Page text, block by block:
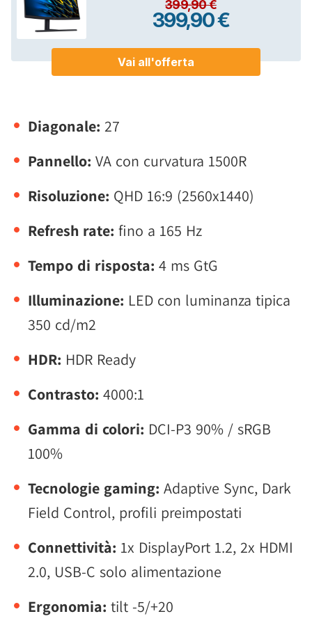
Diagonale: 27
Pannello: VA con curvatura 1500R
Risoluzione: QHD 16:9 (2560x1440)
Refresh rate: fino a 165 Hz
Tempo di risposta: 4 ms GtG
Illuminazione: LED con luminanza tipica
350 cd/m2
HDR: HDR Ready
Contrasto: 4000:1
Gamma di colori: DCI-P3 90% / sRGB
100%
Tecnologie gaming: Adaptive Sync, Dark
Field Control, profili preimpostati
Connettività: 1x DisplayPort 1.2, 2x HDMI
2.0, USB-C solo alimentazione
Ergonomia: tilt -5/+20